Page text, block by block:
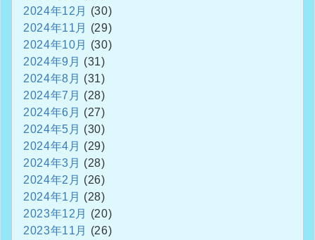
2024年12月
(30)
2024年11月
(29)
2024年10月
(30)
2024年9月 (31)
2024年8月 (31)
2024年7月 (28)
2024年6月 (27)
2024年5月 (30)
2024年4月 (29)
2024年3月 (28)
2024年2月 (26)
2024年1月 (28)
2023年12月
(20)
2023年11月
(26)